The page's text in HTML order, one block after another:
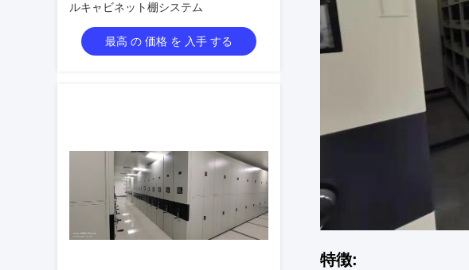
ルキャビネット棚システム
最高 の 価格 を 入手 する
特徴: